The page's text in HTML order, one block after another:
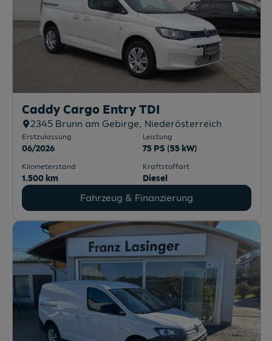
Caddy Cargo Entry TDI
2345 Brunn am Gebirge, Niederösterreich
Erstzulassung
06/2026
Leistung
75 PS (55 kW)
Kilometerstand
1.500 km
Kraftstoffart
Diesel
Fahrzeug & Finanzierung